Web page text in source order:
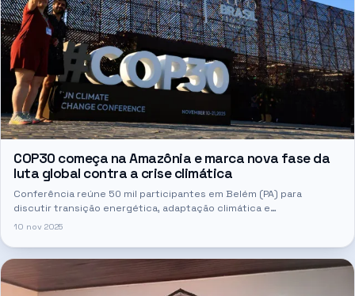
COP30 começa na Amazônia e marca nova fase da
luta global contra a crise climática
Conferência reúne 50 mil participantes em Belém (PA) para
discutir transição energética, adaptação climática e
financiamento; Brasil busca liderar plano global de ação
10 nov 2025